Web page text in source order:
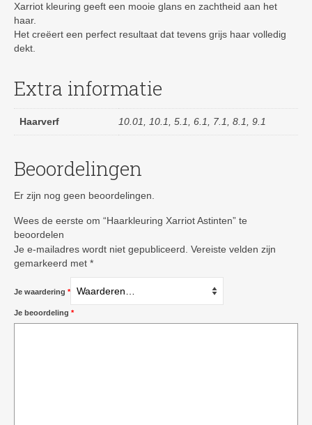
Xarriot kleuring geeft een mooie glans en zachtheid aan het
haar.
Het creëert een perfect resultaat dat tevens grijs haar volledig
dekt.
Extra informatie
Haarverf 10.01, 10.1, 5.1, 6.1, 7.1, 8.1, 9.1
Beoordelingen
Er zijn nog geen beoordelingen.
Wees de eerste om “Haarkleuring Xarriot Astinten” te
beoordelen
Je e-mailadres wordt niet gepubliceerd. Vereiste velden zijn
gemarkeerd met *
Je waardering *
Je beoordeling *